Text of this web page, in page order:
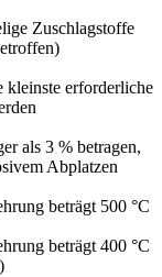
Zuschlagstoffe
kleinste erforderliche
als 3 % betragen,
Abplatzen
beträgt 500 °C
beträgt 400 °C